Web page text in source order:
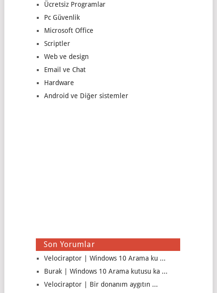
Ücretsiz Programlar
Pc Güvenlik
Microsoft Office
Scriptler
Web ve design
Email ve Chat
Hardware
Android ve Diğer sistemler
Son Yorumlar
Velociraptor | Windows 10 Arama ku ...
Burak | Windows 10 Arama kutusu ka ...
Velociraptor | Bir donanım aygıtın ...